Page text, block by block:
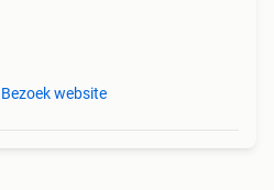
Bezoek website